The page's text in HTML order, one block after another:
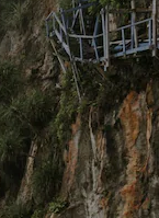
Começar
Academy
Documentação
Atendimento
Termos e
condições
Política de
privacidade